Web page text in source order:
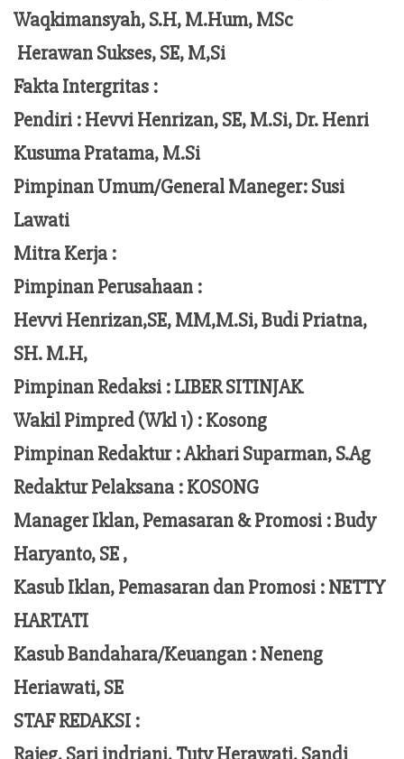
Waqkimansyah, S.H, M.Hum, MSc
Herawan Sukses, SE, M,Si
Fakta Intergritas :
Pendiri :Hevvi Henrizan, SE, M.Si, Dr. Henri
Kusuma Pratama, M.Si
Pimpinan Umum/General Maneger:Susi
Lawati
Mitra Kerja :
Pimpinan Perusahaan :
Hevvi Henrizan,SE, MM,M.Si,Budi Priatna,
SH. M.H,
Pimpinan Redaksi :LIBER SITINJAK
Wakil Pimpred (Wkl 1) : Kosong
Pimpinan Redaktur :Akhari Suparman, S.Ag
Redaktur Pelaksana :KOSONG
Manager Iklan, Pemasaran & Promosi :Budy
Haryanto, SE ,
Kasub Iklan, Pemasaran dan Promosi :NETTY
HARTATI
Kasub Bandahara/Keuangan :Neneng
Heriawati, SE
STAF REDAKSI :